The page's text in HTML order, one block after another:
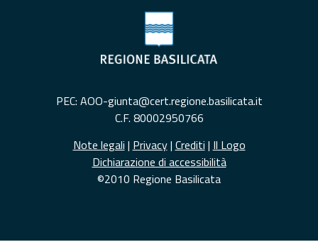
PEC: AOO-giunta@cert.regione.basilicata.it
C.F. 80002950766
Note legali | Privacy| Crediti | Il Logo
Dichiarazione di accessibilità
©2010 Regione Basilicata